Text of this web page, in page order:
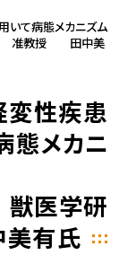
いて病態メカニズム
准教授 田中美
変性疾患
態メカニ
医学研
有氏